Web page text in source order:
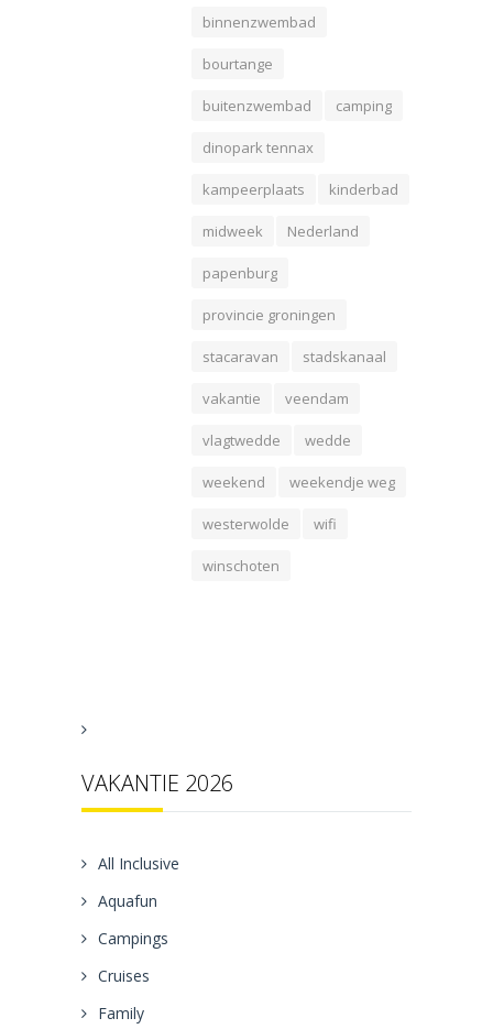
binnenzwembad
bourtange
buitenzwembad camping
dinopark tennax
kampeerplaats kinderbad
midweek Nederland
papenburg
provincie groningen
stacaravan stadskanaal
vakantie veendam
vlagtwedde wedde
weekend weekendje weg
westerwolde wifi
winschoten
VAKANTIE 2026
All Inclusive
Aquafun
Campings
Cruises
Family